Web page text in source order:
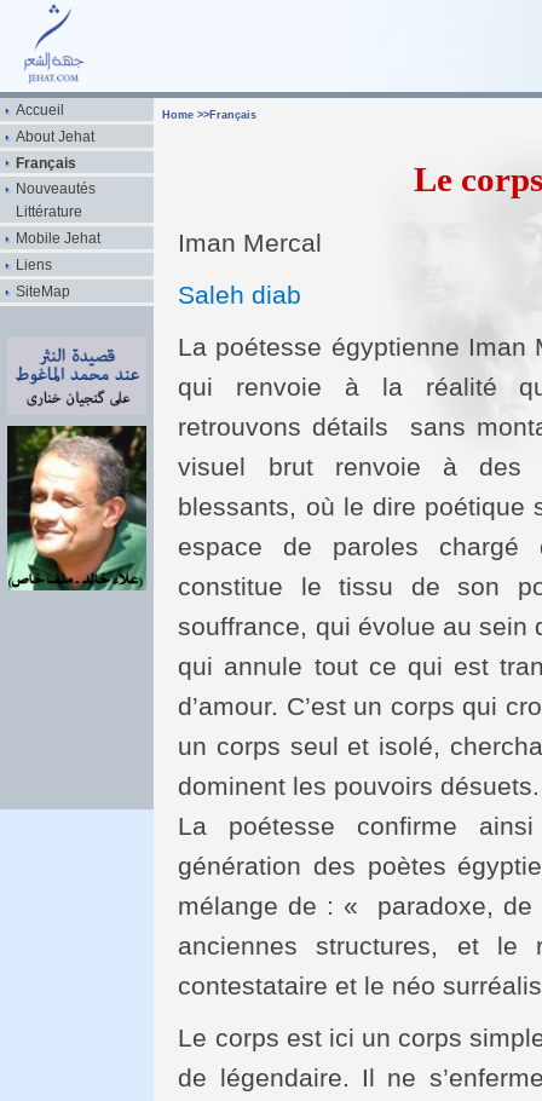
Accueil
About Jehat
Français
Nouveautés
Littérature
Mobile Jehat
Liens
SiteMap
Home >> Français
Le
Iman Mercal
Saleh diab
La poétesse égyptienne Iman
qui renvoie à la réalité
retrouvons détails sans
visuel brut renvoie à des
blessants, où le dire poétique
espace de paroles chargé
constitue le tissu de son
souffrance, qui évolue au sein
qui annule tout ce qui est
d’amour. C’est un corps qui
un corps seul et isolé,
dominent les pouvoirs désuets.
La poétesse confirme
génération des poètes
mélange de : « paradoxe, de
anciennes structures, et le
contestataire et le néo
Le corps est ici un corps
de légendaire. Il ne